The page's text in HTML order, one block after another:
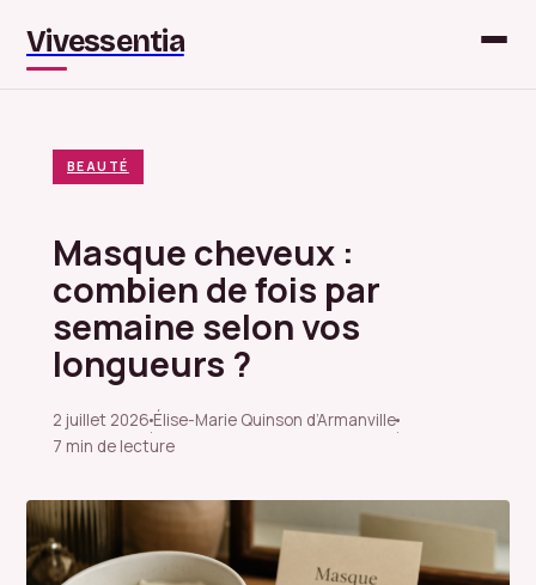
Vivessentia
BEAUTÉ
Masque cheveux :
combien de fois par
semaine selon vos
longueurs ?
2 juillet 2026
·
Élise-Marie Quinson d’Armanville
·
7 min de lecture